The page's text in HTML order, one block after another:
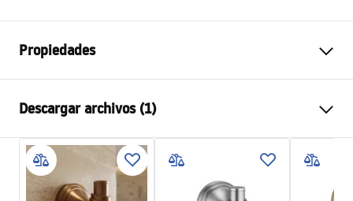
Propiedades
Material
Método de instalación
Atornillado
Anchura
60
Altura
60mm
Descargar archivos (1)
Condiciones de garantía
Warranty_Terms_and_Conditions_Accessories_-_24.pdf